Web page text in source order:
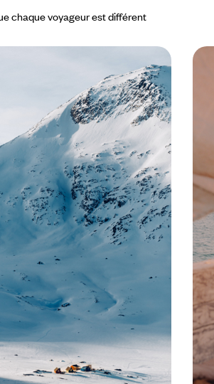
chaque voyageur est différent